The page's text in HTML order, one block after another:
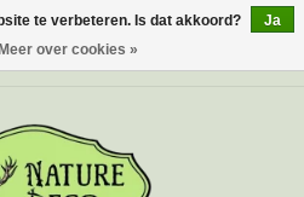
te verbeteren. Is dat akkoord?
Ja
Meer over cookies »